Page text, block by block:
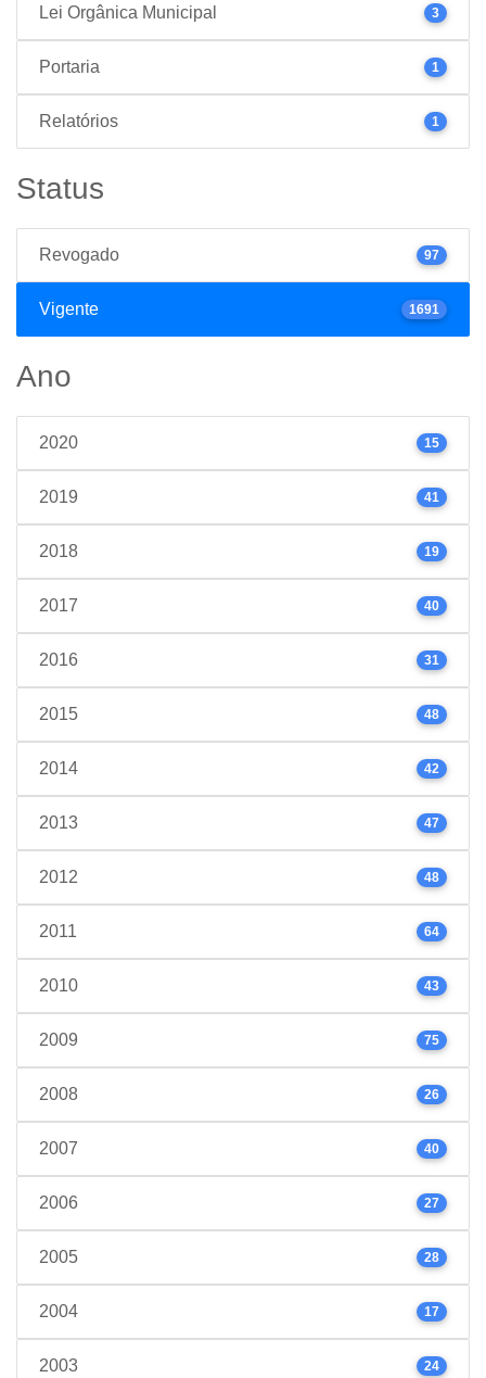
Lei Orgânica Municipal 3
Portaria 1
Relatórios 1
Status
Revogado 97
Vigente 1691
Ano
2020 15
2019 41
2018 19
2017 40
2016 31
2015 48
2014 42
2013 47
2012 48
2011 64
2010 43
2009 75
2008 26
2007 40
2006 27
2005 28
2004 17
2003 24